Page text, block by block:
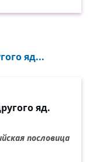
яд...
яд.
пословица